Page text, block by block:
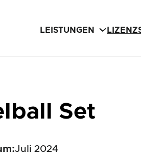
LEISTUNGEN
Set
Juli 2024